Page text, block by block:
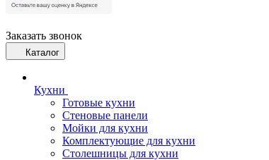
Заказать звонок
Каталог
Кухни
Готовые кухни
Стеновые панели
Мойки для кухни
Комплектующие для кухни
Столешницы для кухни